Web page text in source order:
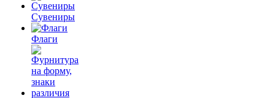
Сувениры
Флаги